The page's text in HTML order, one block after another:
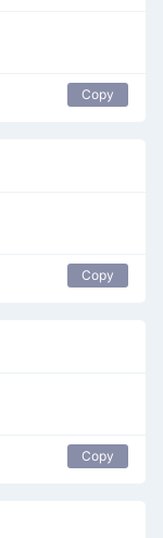
Copy
Copy
Copy